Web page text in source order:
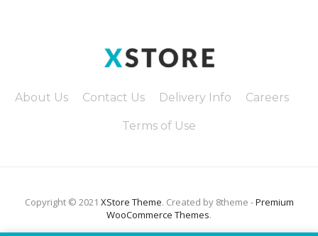
About Us Contact Us Delivery Info Careers
Terms of Use
Copyright © 2021 XStore Theme. Created by 8theme -Premium
WooCommerce Themes.